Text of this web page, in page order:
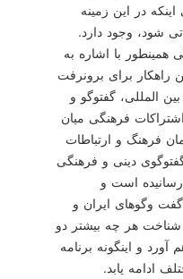
در این زمینه
شود، وجود دارد.
با اشاره به
اینكه در شرایط امروز، مهم ترین راهكار برای برون‎رفت
از مشكلات و بحران های عرصه بین المللی، گفت‎وگو و
فرهنگی میان
فرهنگ و ارتباطات
اسلامی تا كنون بیشتر از یكصد گفت‎وگوی دینی و فرهنگی
است و
وگوهای ایران و
شناخت هر چه بیشتر دو
و اینگونه برنامه
ادامه یابد.